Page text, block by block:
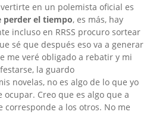
en un polemista oficial es
perder el tiempo, es más, hay
incluso en RRSS procuro sortear
sé que después eso va a generar
me veré obligado a rebatir y mi
la guardo
novelas, no es algo de lo que yo
Creo que es algo que a
corresponde a los otros. No me